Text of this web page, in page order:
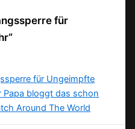
für
für Ungeimpfte
bloggt das schon
Around The World